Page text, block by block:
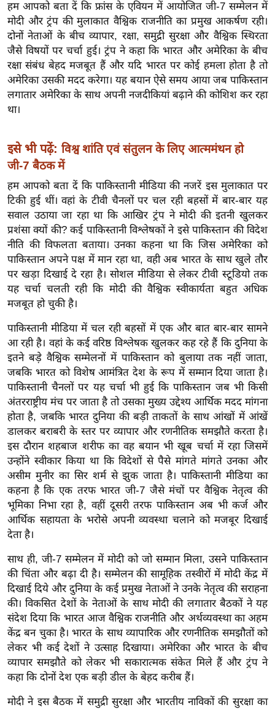
बे
मि
सा
ल
श
ख्सि
त
यं
ग
इं
डि
या
सा
हि
त्य
ज
ग
त
ऑ
टो
व
र्ल्ड
न्यू
ज
ब्री
फ
म
नो
रं
ज
न
ज
ग
त
बॉ
ली
वु
ड
हॉ
ली
वु
हम आपको बता दें कि फ्रांस के एवियन में आयोजित जी-7 सम्मेलन में
मोदी और ट्रंप की मुलाकात वैश्विक राजनीति का प्रमुख आकर्षण रही।
दोनों नेताओं के बीच व्यापार, रक्षा, समुद्री सुरक्षा और वैश्विक स्थिरता
जैसे विषयों पर चर्चा हुई। ट्रंप ने कहा कि भारत और अमेरिका के बीच
रक्षा संबंध बेहद मजबूत हैं और यदि भारत पर कोई हमला होता है तो
अमेरिका उसकी मदद करेगा। यह बयान ऐसे समय आया जब पाकिस्तान
लगातार अमेरिका के साथ अपनी नजदीकियां बढ़ाने की कोशिश कर रहा
था।
इसे भी पढ़ें: विश्व शांति एवं संतुलन के लिए आत्ममंथन हो
जी-7 बैठक में
हम आपको बता दें कि पाकिस्तानी मीडिया की नजरें इस मुलाकात पर
टिकी हुई थीं। वहां के टीवी चैनलों पर चल रही बहसों में बार-बार यह
सवाल उठाया जा रहा था कि आखिर ट्रंप ने मोदी की इतनी खुलकर
प्रशंसा क्यों की? कई पाकिस्तानी विश्लेषकों ने इसे पाकिस्तान की विदेश
नीति की विफलता बताया। उनका कहना था कि जिस अमेरिका को
पाकिस्तान अपने पक्ष में मान रहा था, वही अब भारत के साथ खुले तौर
पर खड़ा दिखाई दे रहा है। सोशल मीडिया से लेकर टीवी स्टूडियो तक
यह चर्चा चलती रही कि मोदी की वैश्विक स्वीकार्यता बहुत अधिक
मजबूत हो चुकी है।
पाकिस्तानी मीडिया में चल रही बहसों में एक और बात बार-बार सामने
आ रही है। वहां के कई वरिष्ठ विश्लेषक खुलकर कह रहे हैं कि दुनिया के
इतने बड़े वैश्विक सम्मेलनों में पाकिस्तान को बुलाया तक नहीं जाता,
जबकि भारत को विशेष आमंत्रित देश के रूप में सम्मान दिया जाता है।
पाकिस्तानी चैनलों पर यह चर्चा भी हुई कि पाकिस्तान जब भी किसी
अंतरराष्ट्रीय मंच पर जाता है तो उसका मुख्य उद्देश्य आर्थिक मदद मांगना
होता है, जबकि भारत दुनिया की बड़ी ताकतों के साथ आंखों में आंखें
डालकर बराबरी के स्तर पर व्यापार और रणनीतिक समझौते करता है।
इस दौरान शहबाज शरीफ का वह बयान भी खूब चर्चा में रहा जिसमें
उन्होंने स्वीकार किया था कि विदेशों से पैसे मांगते मांगते उनका और
असीम मुनीर का सिर शर्म से झुक जाता है। पाकिस्तानी मीडिया का
कहना है कि एक तरफ भारत जी-7 जैसे मंचों पर वैश्विक नेतृत्व की
भूमिका निभा रहा है, वहीं दूसरी तरफ पाकिस्तान अब भी कर्ज और
आर्थिक सहायता के भरोसे अपनी व्यवस्था चलाने को मजबूर दिखाई
देता है।
साथ ही, जी-7 सम्मेलन में मोदी को जो सम्मान मिला, उसने पाकिस्तान
की चिंता और बढ़ा दी है। सम्मेलन की सामूहिक तस्वीरों में मोदी केंद्र में
दिखाई दिये और दुनिया के कई प्रमुख नेताओं ने उनके नेतृत्व की सराहना
की। विकसित देशों के नेताओं के साथ मोदी की लगातार बैठकों ने यह
संदेश दिया कि भारत आज वैश्विक राजनीति और अर्थव्यवस्था का अहम
केंद्र बन चुका है। भारत के साथ व्यापारिक और रणनीतिक समझौतों को
लेकर भी कई देशों ने उत्साह दिखाया। अमेरिका और भारत के बीच
व्यापार समझौते को लेकर भी सकारात्मक संकेत मिले हैं और ट्रंप ने
कहा कि दोनों देश एक बड़ी डील के बेहद करीब हैं।
मोदी ने इस बैठक में समुद्री सुरक्षा और भारतीय नाविकों की सुरक्षा का